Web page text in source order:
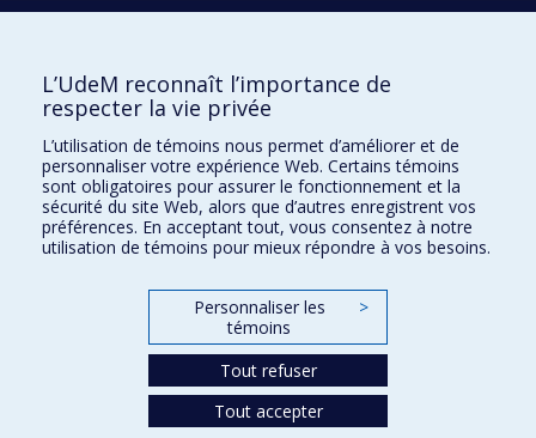
Kinésiologie et des sciences de l’activité physique
Orthophonie et audiologie
Réadaptation
Directions
DPC
CPASS
L’UdeM reconnaît l’importance de
respecter la vie privée
L’utilisation de témoins nous permet d’améliorer et de
personnaliser votre expérience Web. Certains témoins
sont obligatoires pour assurer le fonctionnement et la
sécurité du site Web, alors que d’autres enregistrent vos
préférences. En acceptant tout, vous consentez à notre
utilisation de témoins pour mieux répondre à vos besoins.
Personnaliser les
témoins
>
Tout refuser
Tout accepter